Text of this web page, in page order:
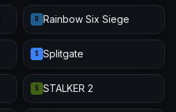
R Rainbow Six Siege
S Splitgate
S STALKER 2